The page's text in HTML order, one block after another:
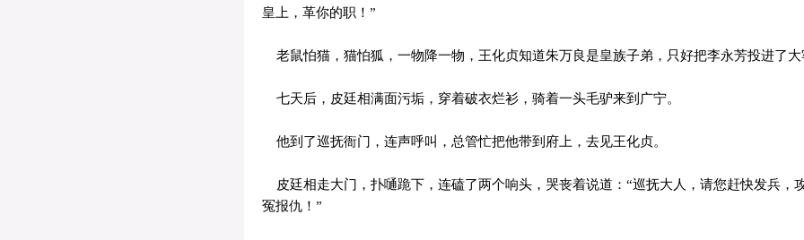
皇上，革你的职！”
老鼠怕猫，猫怕狐，一物降一物，王化贞知道朱万良是皇族子弟，只好把李永芳投进了大
七天后，皮廷相满面污垢，穿着破衣烂衫，骑着一头毛驴来到广宁。
他到了巡抚衙门，连声呼叫，总管忙把他带到府上，去见王化贞。
皮廷相走大门，扑嗵跪下，连磕了两个响头，哭丧着说道：“巡抚大人，请您赶快发兵，
冤报仇！”